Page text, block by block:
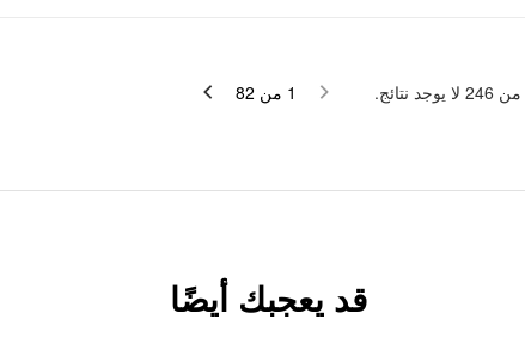
من 246 لا يوجد نتائج. 1 من 82
قد يعجبك أيضًا